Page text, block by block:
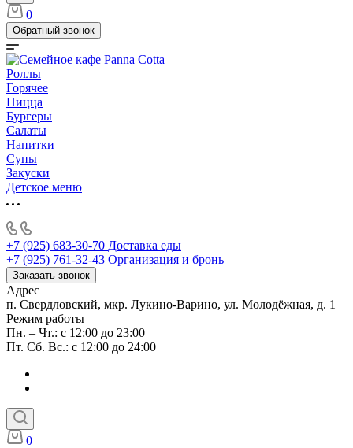
0
Обратный звонок
Роллы
Горячее
Пицца
Бургеры
Салаты
Напитки
Супы
Закуски
Детское меню
+7 (925) 683-30-70 Доставка еды
+7 (925) 761-32-43 Организация и бронь
Заказать звонок
Адрес
п. Свердловский, мкр. Лукино-Варино, ул. Молодёжная, д. 1
Режим работы
Пн. – Чт.: с 12:00 до 23:00
Пт. Сб. Вс.: с 12:00 до 24:00
0